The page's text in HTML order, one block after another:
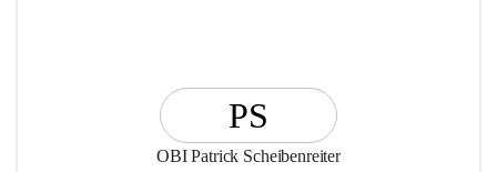
PS
OBI Patrick Scheibenreiter